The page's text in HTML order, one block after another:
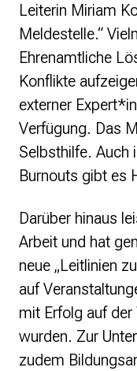
Leiterin Miriam
Meldestelle.“
Ehrenamtliche
Konflikte
externer
Verfügung. Das
Selbsthilfe. Auch
Burnouts gibt es
Darüber hinaus
Arbeit und hat
neue „Leitlinien
auf
mit Erfolg auf
wurden. Zur
zudem